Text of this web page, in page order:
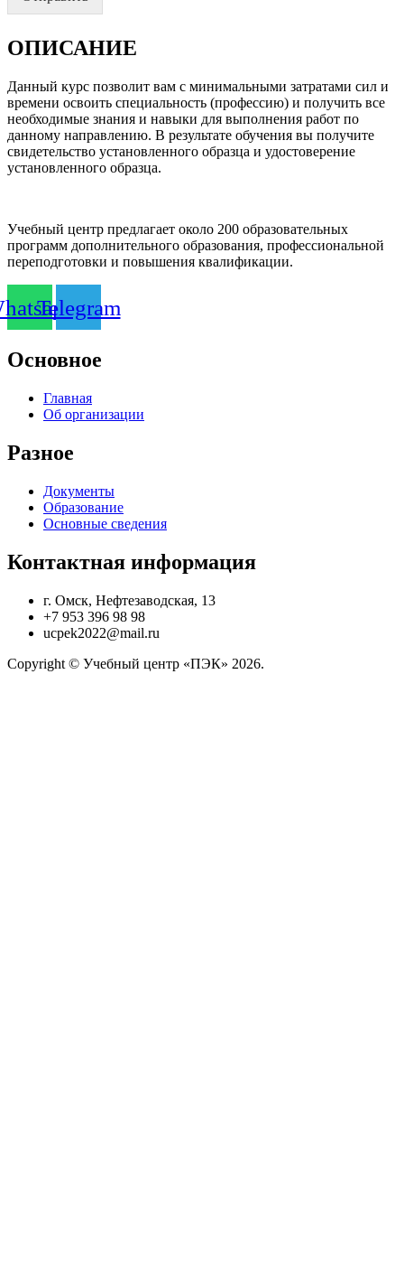
ОПИСАНИЕ
Данный курс позволит вам с минимальными затратами сил и
времени освоить специальность (профессию) и получить все
необходимые знания и навыки для выполнения работ по
данному направлению. В результате обучения вы получите
свидетельство установленного образца и удостоверение
установленного образца.
Учебный центр предлагает около 200 образовательных
программ дополнительного образования, профессиональной
переподготовки и повышения квалификации.
Telegram
Основное
Главная
Об организации
Разное
Документы
Образование
Основные сведения
Контактная информация
г. Омск, Нефтезаводская, 13
+7 953 396 98 98
ucpek2022@mail.ru
Copyright © Учебный центр «ПЭК» 2026.